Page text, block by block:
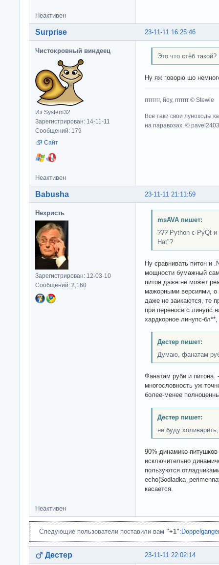
Неактивен
23-11-11 16:25:46
Surprise
Чистокровный виндеец
Из System32
Зарегистрирован: 14-11-11
Сообщений: 179
Сайт
Это что стёб такой?
Ну яж говорю шо
гггггггг, йоу, ггггггг © Stewie
Все таки свои луноходы
на паравозах. © pavel2403
Неактивен
23-11-11 21:11:59
Babusha
Нехристь
Зарегистрирован: 12-03-10
Сообщений: 2,160
msAVA пишет:
??? Python с PyQt
Hat"?
Ну сравнивать питон и
мощности бумажный
питон даже не может
мажорными версиями, о
даже не заикаются, те
при переносе с линупс
хардкорное линупс-
Дестер пишет:
Думаю, фанатам
Фанатам руби и питона
многословность уж
более-менее
Дестер пишет:
не буду
90% динамико-питушков
исключительно
пользуются
касается.
Неактивен
Следующие пользователи поставили вам "+1":
23-11-11 22:02:14
Дестер